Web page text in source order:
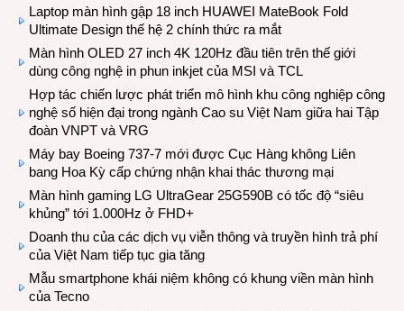
Laptop màn hình gập 18 inch HUAWEI MateBook Fold
Ultimate Design thế hệ 2 chính thức ra mắt
Màn hình OLED 27 inch 4K 120Hz đầu tiên trên thế giới
dùng công nghệ in phun inkjet của MSI và TCL
Hợp tác chiến lược phát triển mô hình khu công nghiệp công
nghệ số hiện đại trong ngành Cao su Việt Nam giữa hai Tập
đoàn VNPT và VRG
Máy bay Boeing 737-7 mới được Cục Hàng không Liên
bang Hoa Kỳ cấp chứng nhận khai thác thương mại
Màn hình gaming LG UltraGear 25G590B có tốc độ “siêu
khủng” tới 1.000Hz ở FHD+
Doanh thu của các dịch vụ viễn thông và truyền hình trả phí
của Việt Nam tiếp tục gia tăng
Mẫu smartphone khái niệm không có khung viền màn hình
của Tecno